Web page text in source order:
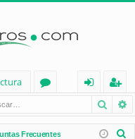
os
nt
eg
ist
Frecuentes